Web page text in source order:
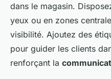
dans le magasin.
yeux ou en zones
visibilité. Ajoutez des
pour guider les clients
renforçant la